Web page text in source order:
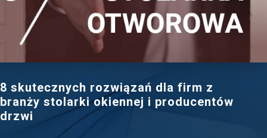
8 skutecznych rozwiązań dla firm z
branży stolarki okiennej i producentów
drzwi